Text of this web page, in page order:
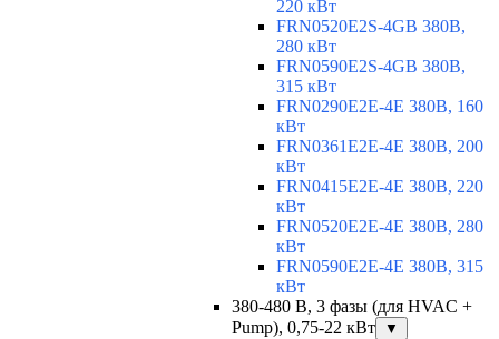
220 кВт
FRN0520E2S-4GB 380В,
280 кВт
FRN0590E2S-4GB 380В,
315 кВт
FRN0290E2E-4E 380В, 160
кВт
FRN0361E2E-4E 380В, 200
кВт
FRN0415E2E-4E 380В, 220
кВт
FRN0520E2E-4E 380В, 280
кВт
FRN0590E2E-4E 380В, 315
кВт
380-480 В, 3 фазы (для HVAC +
Pump), 0,75-22 кВт
▼